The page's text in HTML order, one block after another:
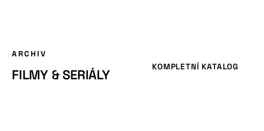
ARCHIV
FILMY & SERIÁLY KOMPLETNÍ KATALOG